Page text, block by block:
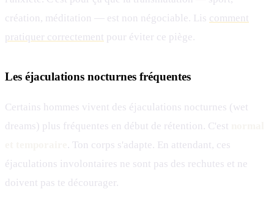
création, méditation — est non négociable. Lis comment
pratiquer correctement pour éviter ce piège.
Les éjaculations nocturnes fréquentes
Certains hommes vivent des éjaculations nocturnes (wet
dreams) plus fréquentes en début de rétention. C'est
. Ton corps s'adapte. En attendant, ces
éjaculations involontaires ne sont pas des rechutes et ne
doivent pas te décourager.